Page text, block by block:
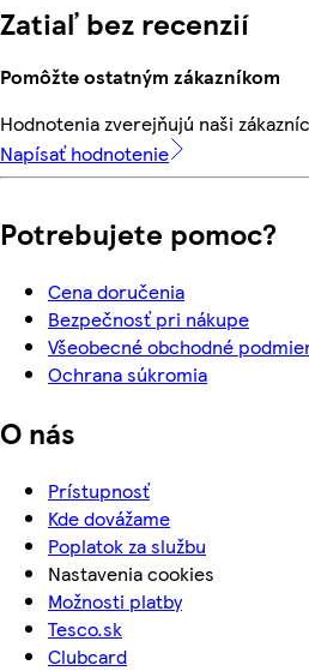
Zatiaľ bez recenzií
Pomôžte ostatným zákazníkom
Hodnotenia zverejňujú naši
Napísať hodnotenie
Potrebujete pomoc?
Cena doručenia
Bezpečnosť pri nákupe
Všeobecné obchodné
Ochrana súkromia
O nás
Prístupnosť
Kde dovážame
Poplatok za službu
Nastavenia cookies
Možnosti platby
Tesco.sk
Clubcard